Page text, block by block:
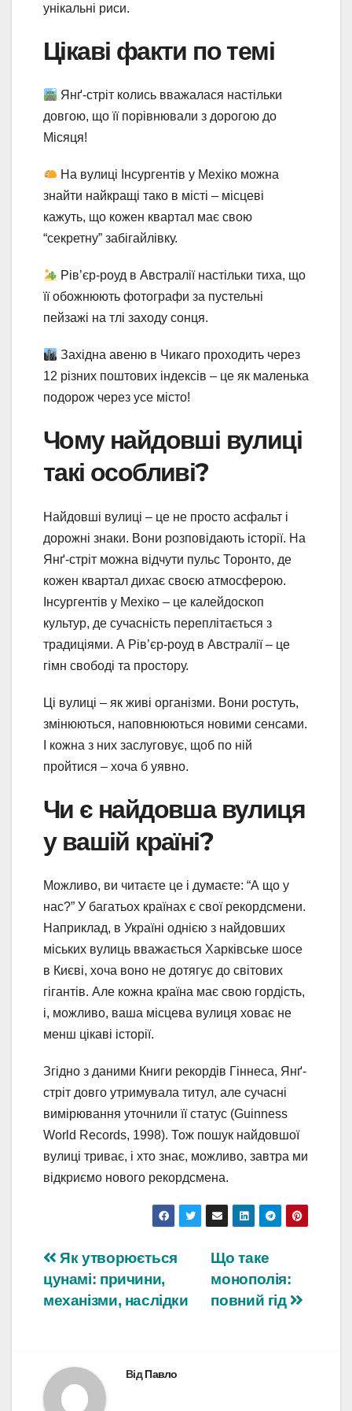
унікальні риси.
Цікаві факти по темі
Янґ-стріт колись вважалася настільки
довгою, що її порівнювали з дорогою до
Місяця!
На вулиці Інсургентів у Мехіко можна
знайти найкращі тако в місті – місцеві
кажуть, що кожен квартал має свою
“секретну” забігайлівку.
Рів’єр-роуд в Австралії настільки тиха, що
її обожнюють фотографи за пустельні
пейзажі на тлі заходу сонця.
Західна авеню в Чикаго проходить через
12 різних поштових індексів – це як маленька
подорож через усе місто!
Чому найдовші вулиці
такі особливі?
Найдовші вулиці – це не просто асфальт і
дорожні знаки. Вони розповідають історії. На
Янґ-стріт можна відчути пульс Торонто, де
кожен квартал дихає своєю атмосферою.
Інсургентів у Мехіко – це калейдоскоп
культур, де сучасність переплітається з
традиціями. А Рів’єр-роуд в Австралії – це
гімн свободі та простору.
Ці вулиці – як живі організми. Вони ростуть,
змінюються, наповнюються новими сенсами.
І кожна з них заслуговує, щоб по ній
пройтися – хоча б уявно.
Чи є найдовша вулиця
у вашій країні?
Можливо, ви читаєте це і думаєте: “А що у
нас?” У багатьох країнах є свої рекордсмени.
Наприклад, в Україні однією з найдовших
міських вулиць вважається Харківське шосе
в Києві, хоча воно не дотягує до світових
гігантів. Але кожна країна має свою гордість,
і, можливо, ваша місцева вулиця ховає не
менш цікаві історії.
Згідно з даними Книги рекордів Гіннеса, Янґ-
стріт довго утримувала титул, але сучасні
вимірювання уточнили її статус (Guinness
World Records, 1998). Тож пошук найдовшої
вулиці триває, і хто знає, можливо, завтра ми
відкриємо нового рекордсмена.
Навігація
записів
Що таке
монополія:
повний гід
Як утворюється
цунамі: причини,
механізми, наслідки
ВідПавло